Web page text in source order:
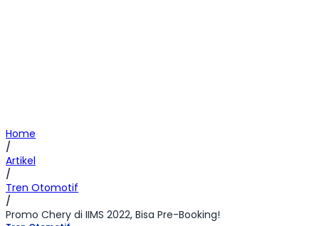
Home
/
Artikel
/
Tren Otomotif
/
Promo Chery di IIMS 2022, Bisa Pre-Booking!